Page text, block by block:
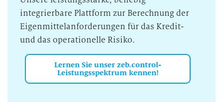
integrierbare Plattform zur Berechnung der
Eigenmittelanforderungen für das Kredit-
und das operationelle Risiko.
Lernen Sie unser zeb.control-
Leistungsspektrum kennen!